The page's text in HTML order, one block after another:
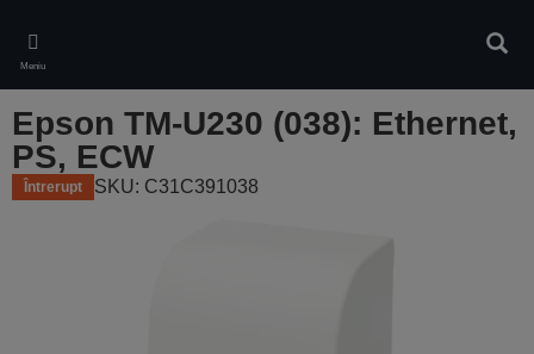
main
content
Meniu
Epson TM-U230 (038): Ethernet,
PS, ECW
Întrerupt SKU: C31C391038